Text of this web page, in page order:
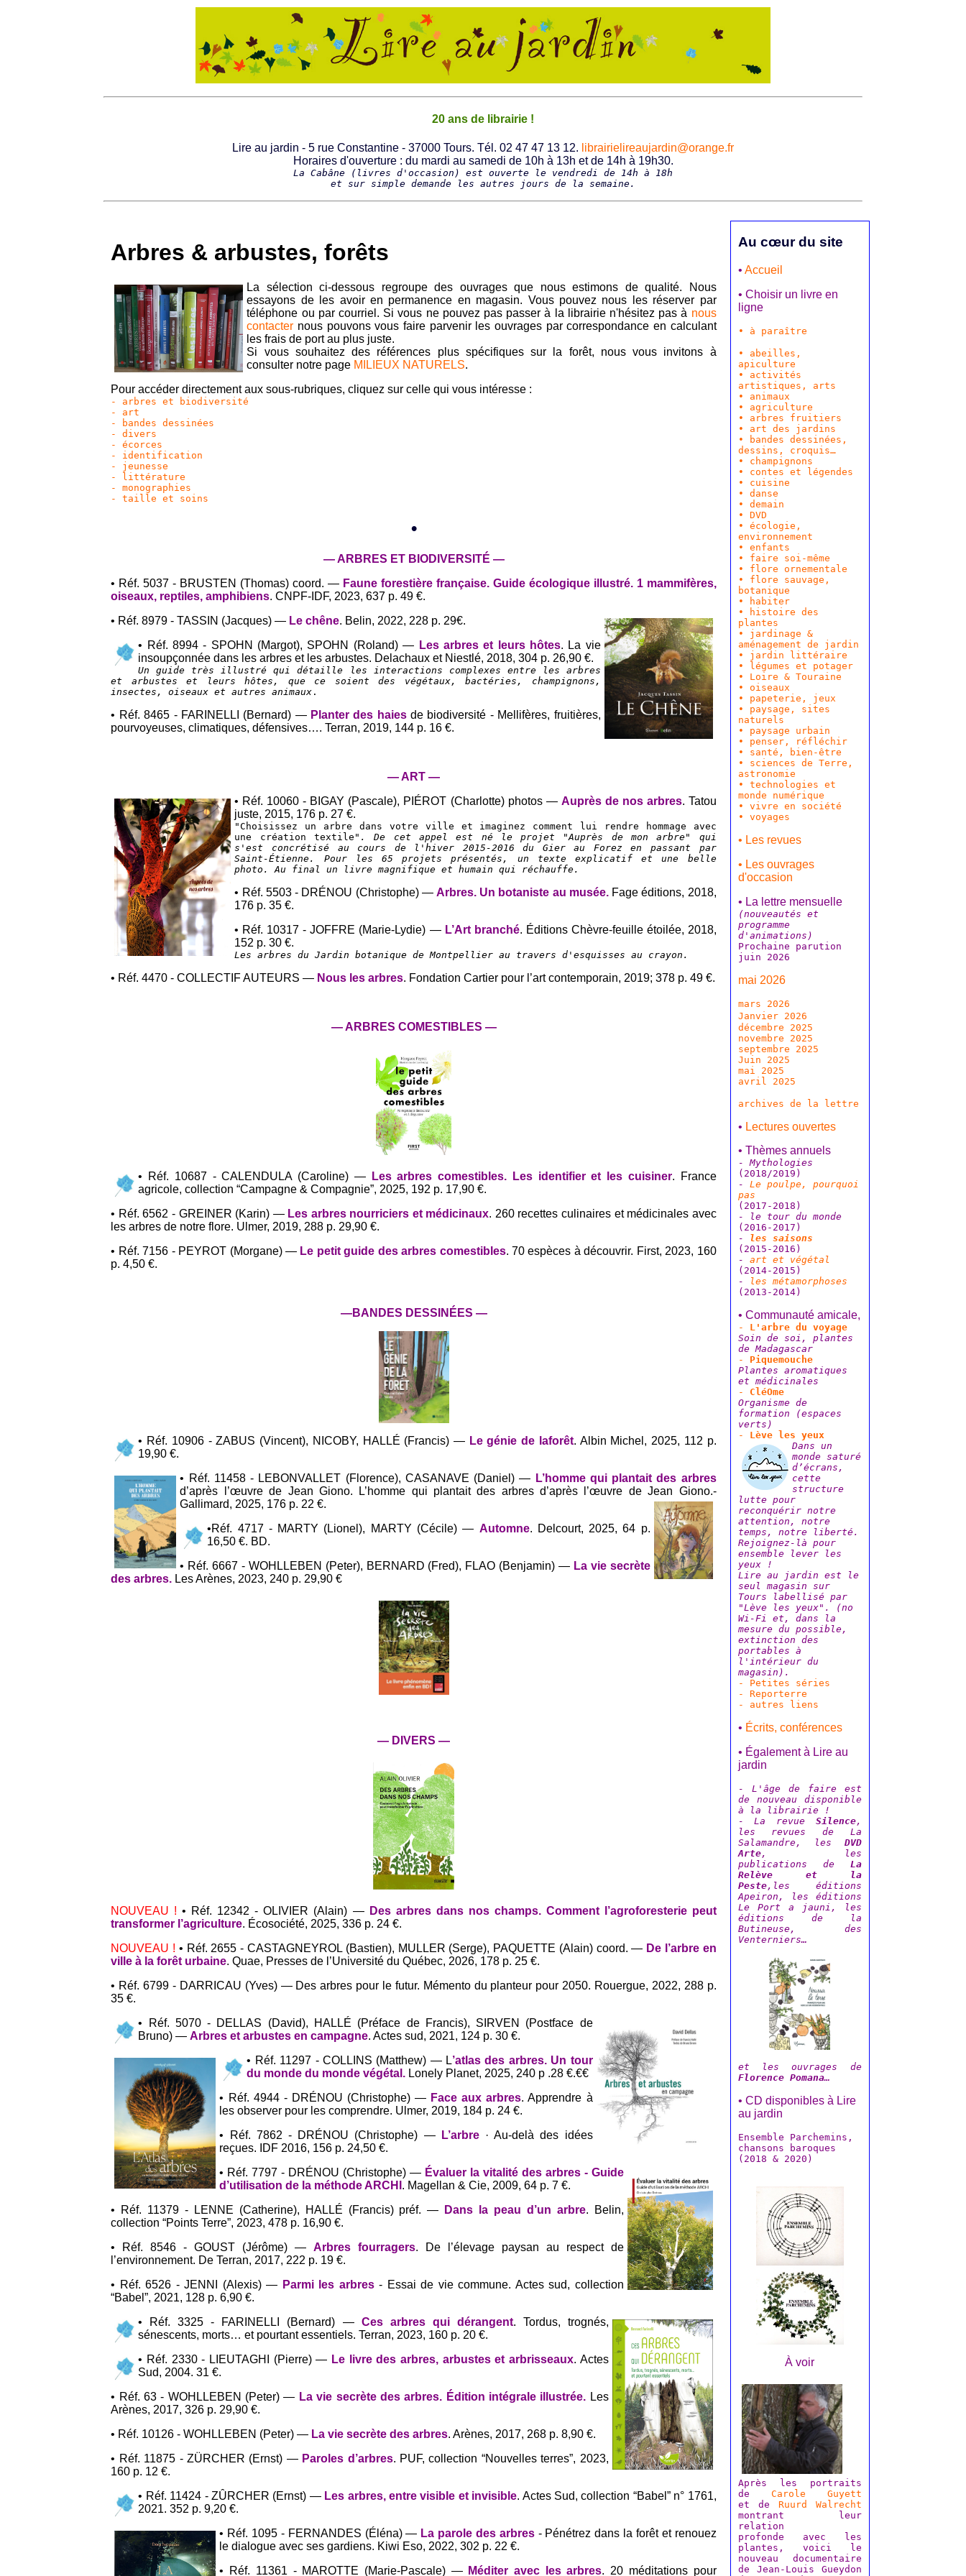
20 ans de librairie !
Lire au jardin - 5 rue Constantine - 37000 Tours. Tél. 02 47 47 13 12. librairielireaujardin@orange.fr
Horaires d'ouverture : du mardi au samedi de 10h à 13h et de 14h à 19h30.
La Cabâne (livres d'occasion) est ouverte le vendredi de 14h à 18h
et sur simple demande les autres jours de la semaine.
Au cœur du site
• Accueil
• Choisir un livre en
ligne
• à paraître
• abeilles,
apiculture
• activités
artistiques, arts
• animaux
• agriculture
• arbres fruitiers
• art des jardins
•
bandes dessinées ,
dessins, croquis…
• champignons
• contes et légendes
• cuisine
• danse
• demain
• DVD
• écologie,
environnement
• enfants
• faire soi-même
• flore ornementale
• flore sauvage,
botanique
•
habiter
•
histoire des
plantes
• jardinage &
aménagement de jardin
• jardin littéraire
•
légumes et potager
• Loire & Touraine
• oiseaux
• papeterie, jeux
• paysage, sites
naturels
• paysage urbain
• penser, réfléchir
• santé, bien-être
• sciences de Terre,
astronomie
• technologies et
monde numérique
• vivre en société
• voyages
• Les revues
• Les ouvrages
d'occasion
• La lettre mensuelle
(nouveautés et
programme
d'animations)
Prochaine parution
juin 2026
mai 2026
mars 2026
Janvier 2026
décembre 2025
novembre 2025
septembre 2025
Juin 2025
mai 2025
avril 2025
archives de la lettre
• Lectures ouvertes
• Thèmes annuels
- Mythologies
(2018/2019)
- Le poulpe, pourquoi
pas
(2017-2018)
- le tour du monde
(2016-2017)
- les saisons
(2015-2016)
- art et végétal
(2014-2015)
-
les métamorphoses
(2013-2014)
• Communauté amicale,
- L'arbre du voyage
Soin de soi, plantes
de Madagascar
- Piquemouche
Plantes aromatiques
et médicinales
- CléOme
Organisme de
formation (espaces
verts)
- Lève les yeux
Dans un
monde saturé
d’écrans,
cette
structure
lutte pour
reconquérir notre
attention, notre
temps, notre liberté.
Rejoignez-là pour
ensemble lever les
yeux !
Lire au jardin est le
seul magasin sur
Tours labellisé par
"Lève les yeux". (no
Wi-Fi et, dans la
mesure du possible,
extinction des
portables à
l'intérieur du
magasin).
- Petites séries
- Reporterre
- autres liens
• Écrits, conférences
• Également à Lire au
jardin
- L'âge de faire est
de nouveau disponible
à la librairie !
- La revue Silence,
les revues de La
Salamandre, les DVD
Arte, les
publications de La
Relève et la
Peste,les éditions
Apeiron, les éditions
Le Port a jauni, les
éditions de la
Butineuse, des
Venterniers…
et les ouvrages de
Florence Pomana…
• CD disponibles à Lire
au jardin
Ensemble Parchemins,
chansons baroques
(2018 & 2020)
À voir
Après les portraits
de Carole Guyett
et de Ruurd Walrecht
montrant leur
relation
profonde avec les
plantes, voici le
nouveau documentaire
de Jean-Louis Gueydon
Arbres & arbustes, forêts
La sélection ci-dessous regroupe des ouvrages que nous estimons de qualité. Nous
essayons de les avoir en permanence en magasin. Vous pouvez nous les réserver par
téléphone ou par courriel. Si vous ne pouvez pas passer à la librairie n'hésitez pas à nous
contacter nous pouvons vous faire parvenir les ouvrages par correspondance en calculant
les frais de port au plus juste.
Si vous souhaitez des références plus spécifiques sur la forêt, nous vous invitons à
consulter notre page MILIEUX NATURELS.
Pour accéder directement aux sous-rubriques, cliquez sur celle qui vous intéresse :
- arbres et biodiversité
- art
- bandes dessinées
- divers
- écorces
- identification
- jeunesse
- littérature
- monographies
- taille et soins
•
— ARBRES ET BIODIVERSITÉ —
• Réf. 5037 - BRUSTEN (Thomas) coord. — Faune forestière française. Guide écologique illustré. 1 mammifères,
oiseaux, reptiles, amphibiens. CNPF-IDF, 2023, 637 p. 49 €.
• Réf. 8979 - TASSIN (Jacques) — Le chêne. Belin, 2022, 228 p. 29€.
• Réf. 8994 - SPOHN (Margot), SPOHN (Roland) — Les arbres et leurs hôtes. La vie
insoupçonnée dans les arbres et les arbustes. Delachaux et Niestlé, 2018, 304 p. 26,90 €.
Un guide très illustré qui détaille les interactions complexes entre les arbres
et arbustes et leurs hôtes, que ce soient des végétaux, bactéries, champignons,
insectes, oiseaux et autres animaux .
• Réf. 8465 - FARINELLI (Bernard) — Planter des haiesde biodiversité - Mellifères, fruitières,
pourvoyeuses, climatiques, défensives…. Terran, 2019, 144 p. 16 €.
— ART —
• Réf. 10060 - BIGAY (Pascale), PIÉROT (Charlotte) photos — Auprès de nos arbres. Tatou
juste, 2015, 176 p. 27 €.
"Choisissez un arbre dans votre ville et imaginez comment lui rendre hommage avec
une création textile" . De cet appel est né le projet "Auprès de mon arbre" qui
s'est concrétisé au cours de l'hiver 2015-2016 du Gier au Forez en passant par
Saint-Étienne. Pour les 65 projets présentés, un texte explicatif et une belle
photo. Au final un livre magnifique et humain qui réchauffe.
• Réf. 5503 - DRÉNOU (Christophe) — Arbres. Un botaniste au musée.Fage éditions, 2018,
176 p. 35 €.
• Réf. 10317 - JOFFRE (Marie-Lydie) — L’Art branché. Éditions Chèvre-feuille étoilée, 2018,
152 p. 30 €.
Les arbres du Jardin botanique de Montpellier au travers d'esquisses au crayon.
• Réf. 4470 - COLLECTIF AUTEURS — Nous les arbres. Fondation Cartier pour l’art contemporain, 2019; 378 p. 49 €.
— ARBRES COMESTIBLES —
• Réf. 10687 - CALENDULA (Caroline) — Les arbres comestibles. Les identifier et les cuisiner. France
agricole, collection “Campagne & Compagnie”, 2025, 192 p. 17,90 €.
• Réf. 6562 - GREINER (Karin) — Les arbres nourriciers et médicinaux. 260 recettes culinaires et médicinales avec
les arbres de notre flore. Ulmer, 2019, 288 p. 29,90 €.
• Réf. 7156 - PEYROT (Morgane) — Le petit guide des arbres comestibles. 70 espèces à découvrir. First, 2023, 160
p. 4,50 €.
—BANDES DESSINÉES —
• Réf. 10906 - ZABUS (Vincent), NICOBY, HALLÉ (Francis) — Le génie de laforêt. Albin Michel, 2025, 112 p.
19,90 €.
• Réf. 11458 - LEBONVALLET (Florence), CASANAVE (Daniel) — L’homme qui plantait des arbres
d’après l’œuvre de Jean Giono. L’homme qui plantait des arbres d’après l’œuvre de Jean Giono.-
Gallimard, 2025, 176 p. 22 €.
•Réf. 4717 - MARTY (Lionel), MARTY (Cécile) — Automne. Delcourt, 2025, 64 p.
16,50 €. BD.
• Réf. 6667 - WOHLLEBEN (Peter), BERNARD (Fred), FLAO (Benjamin) — La vie secrète
des arbres. Les Arènes, 2023, 240 p. 29,90 €
— DIVERS —
NOUVEAU !• Réf. 12342 - OLIVIER (Alain) — Des arbres dans nos champs. Comment l’agroforesterie peut
transformer l’agriculture. Écosociété, 2025, 336 p. 24 €.
NOUVEAU ! • Réf. 2655 - CASTAGNEYROL (Bastien), MULLER (Serge), PAQUETTE (Alain) coord. — De l’arbre en
ville à la forêt urbaine. Quae, Presses de l’Université du Québec, 2026, 178 p. 25 €.
• Réf. 6799 - DARRICAU (Yves) — Des arbres pour le futur. Mémento du planteur pour 2050. Rouergue, 2022, 288 p.
35 €.
• Réf. 5070 - DELLAS (David), HALLÉ (Préface de Francis), SIRVEN (Postface de
Bruno) —Arbres et arbustes en campagne. Actes sud, 2021, 124 p. 30 €.
• Réf. 11297 - COLLINS (Matthew) — L’atlas des arbres. Un tour
du monde du monde végétal. Lonely Planet, 2025, 240 p .28 €.€€
• Réf. 4944 - DRÉNOU (Christophe) — Face aux arbres. Apprendre à
les observer pour les comprendre. Ulmer, 2019, 184 p. 24 €.
• Réf. 7862 - DRÉNOU (Christophe) —
L’arbre· Au-delà des idées
reçues. IDF 2016, 156 p. 24,50 €.
• Réf. 7797 - DRÉNOU (Christophe) — Évaluer la vitalité des arbres - Guide
d’utilisation de la méthode ARCHI . Magellan & Cie, 2009, 64 p. 7 €.
• Réf. 11379 - LENNE (Catherine), HALLÉ (Francis) préf. —
Dans la peau d’un arbre. Belin,
collection “Points Terre”, 2023, 478 p. 16,90 €.
• Réf. 8546 - GOUST (Jérôme) — Arbres fourragers. De l’élevage paysan au respect de
l’environnement. De Terran, 2017, 222 p. 19 €.
• Réf. 6526 - JENNI (Alexis) — Parmi les arbres- Essai de vie commune. Actes sud, collection
“Babel”, 2021, 128 p. 6,90 €.
• Réf. 3325 - FARINELLI (Bernard) — Ces arbres qui dérangent. Tordus, trognés,
sénescents, morts… et pourtant essentiels. Terran, 2023, 160 p. 20 €.
• Réf. 2330 - LIEUTAGHI (Pierre) — Le livre des arbres, arbustes et arbrisseaux. Actes
Sud, 2004. 31 €.
• Réf. 63 - WOHLLEBEN (Peter) — La vie secrète des arbres. Édition intégrale illustrée. Les
Arènes, 2017, 326 p. 29,90 €.
• Réf. 10126 - WOHLLEBEN (Peter) — La vie secrète des arbres. Arènes, 2017, 268 p. 8,90 €.
• Réf. 11875 - ZÜRCHER (Ernst) — Paroles d’arbres. PUF, collection “Nouvelles terres”, 2023,
160 p. 12 €.
• Réf. 11424 - ZÛRCHER (Ernst) — Les arbres, entre visible et invisible. Actes Sud, collection “Babel” n° 1761,
2021. 352 p. 9,20 €.
• Réf. 1095 - FERNANDES (Éléna) — La parole des arbres- Pénétrez dans la forêt et renouez
le dialogue avec ses gardiens. Kiwi Eso, 2022, 302 p. 22 €.
• Réf. 11361 - MAROTTE (Marie-Pascale) — Méditer avec les arbres. 20 méditations pour